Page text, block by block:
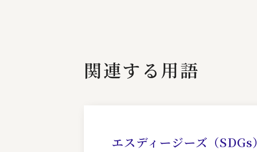
関連する用語
エスディージーズ（SDGs）